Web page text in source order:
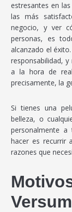
estresantes en
las más
negocio, y ver
personas, es
alcanzado el
responsabilidad,
a la hora de
precisamente, la
Si tienes una
belleza, o
personalmente
hacer es recurrir
razones que